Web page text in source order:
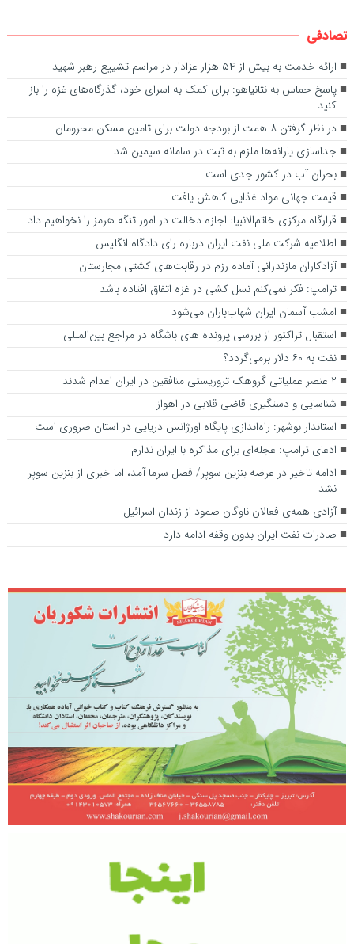
تصادفی
ارائه خدمت به بیش از ۵۴ هزار عزادار در مراسم تشییع رهبر شهید
پاسخ حماس به نتانیاهو: برای کمک به اسرای خود، گذرگاه‌های غزه را باز
کنید
در نظر گرفتن ۸ همت از بودجه دولت برای تامین مسکن محرومان
جداسازی یارانه‌ها ملزم به ثبت در سامانه سیمین شد
بحران آب در کشور جدی است
قیمت جهانی مواد غذایی کاهش یافت
قرارگاه مرکزی خاتم‌الانبیا: اجازه دخالت در امور تنگه هرمز را نخواهیم داد
اطلاعیه شرکت ملی نفت ایران درباره رای دادگاه انگلیس
آزادکاران مازندرانی آماده رزم در رقابت‌های کشتی مجارستان
ترامپ: فکر نمی‌کنم نسل کشی در غزه اتفاق افتاده باشد
امشب آسمان ایران شهاب‌باران می‌شود
استقبال تراکتور از بررسی پرونده های باشگاه در مراجع بین‌المللی
نفت به ۶۰ دلار برمی‌گردد؟
۲ عنصر عملیاتی گروهک تروریستی منافقین در ایران اعدام شدند
شناسایی و دستگیری قاضی قلابی در اهواز
استاندار بوشهر: راه‌اندازی پایگاه اورژانس دریایی در استان ضروری است
ادعای ترامپ: عجله‌ای برای مذاکره با ایران ندارم
ادامه تاخیر در عرضه بنزین سوپر/ فصل سرما آمد، اما خبری از بنزین سوپر
نشد
آزادی همه‌ی فعالان ناوگان صمود از زندان اسرائیل
صادرات نفت ایران بدون وقفه ادامه دارد